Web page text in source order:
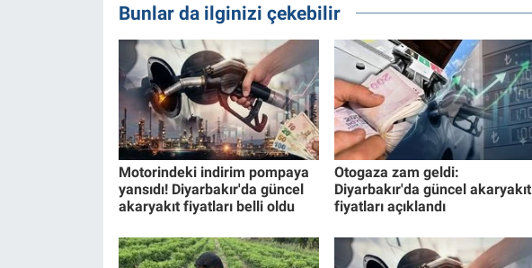
Bunlar da ilginizi çekebilir
Motorindeki indirim pompaya
yansıdı! Diyarbakır'da güncel
akaryakıt fiyatları belli oldu
Otogaza zam geldi:
Diyarbakır'da güncel akaryakıt
fiyatları açıklandı